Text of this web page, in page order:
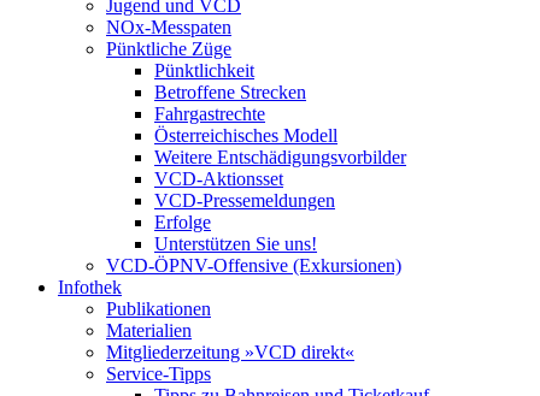
Jugend und VCD
NOx-Messpaten
Pünktliche Züge
Pünktlichkeit
Betroffene Strecken
Fahrgastrechte
Österreichisches Modell
Weitere Entschädigungsvorbilder
VCD-Aktionsset
VCD-Pressemeldungen
Erfolge
Unterstützen Sie uns!
VCD-ÖPNV-Offensive (Exkursionen)
Infothek
Publikationen
Materialien
Mitgliederzeitung »VCD direkt«
Service-Tipps